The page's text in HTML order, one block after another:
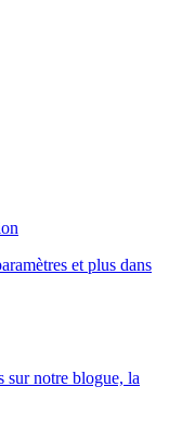
et plus dans
sur notre blogue, la